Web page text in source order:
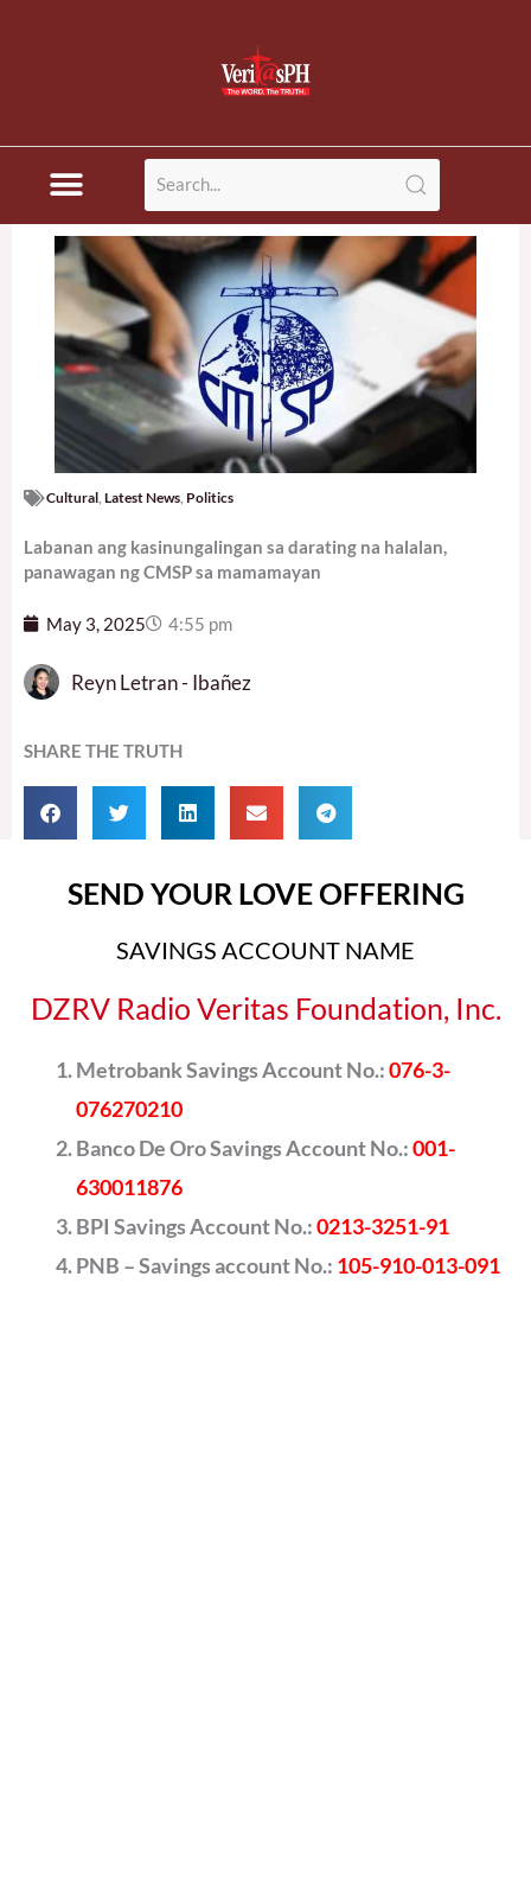
Cultural Latest News Politics
Labanan ang kasinungalingan sa darating na halalan,
panawagan ng CMSP sa mamamayan
May 3, 2025 4:55 pm
Reyn Letran - Ibañez
SHARE THE TRUTH
SEND YOUR LOVE OFFERING
SAVINGS ACCOUNT NAME
DZRV Radio Veritas Foundation, Inc.
Metrobank Savings Account No.:076-3-
076270210
Banco De Oro Savings Account No.:001-
630011876
BPI Savings Account No.:0213-3251-91
PNB – Savings account No.: 105-910-013-091